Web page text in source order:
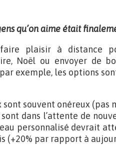
qu’on aime était
plaisir à distance
Noël ou envoyer de
exemple, les options
souvent onéreux (pas
dans l’attente de
personnalisé devrait
(+20% par rapport à